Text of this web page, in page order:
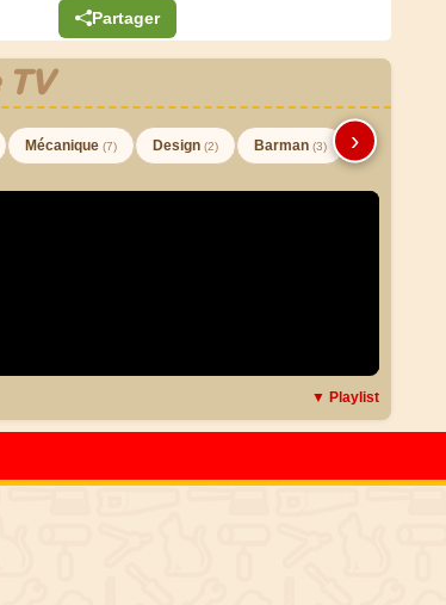
Partager
Mécanique (7) Design (2) Barman (3) ›
▼ Playlist